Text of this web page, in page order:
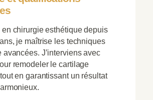
chirurgie esthétique depuis
je maîtrise les techniques
avancées. J’interviens avec
remodeler le cartilage
en garantissant un résultat